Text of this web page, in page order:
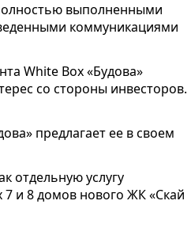
выполненными
коммуникациями
White Box «Будова»
со стороны инвесторов.
предлагает ее в своем
отдельную услугу
7 и 8 домов нового ЖК «Скай